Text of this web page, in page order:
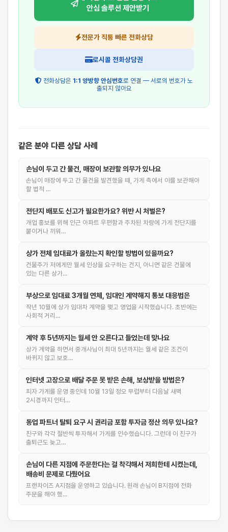
안심 솔루션 제안받기
전문가 직통 빠른 전화상담
로시콜 전화상담권
전화상담은 1:1 양방향 안심번호로 연결 — 서로의 번호가 노
출되지 않아요
같은 분야 다른 상담 사례
손님이 두고 간 물건, 매장이 보관할 의무가 있나요
손님이 매장에 두고 간 물건을 발견했을 때, 가게 측에서 이를 보관해야
할 법적 …
전단지 배포도 신고가 필요한가요? 위반 시 처벌은?
개업 홍보를 위해 인근 아파트 우편함과 주차된 차량에 가게 전단지를
붙이거나 끼워…
상가 전체 임대료가 올랐는지 확인할 방법이 있을까요?
건물주가 저에게만 월세 인상을 요구하는 건지, 아니면 같은 건물에
있는 다른 상가…
부상으로 임대료 3개월 연체, 임대인 계약해지 통보 대응법은
작년 10월에 상가 임대차 계약을 맺고 영업을 시작했습니다. 초반에는
사회적 거리…
계약 후 5년까지는 월세 안 오른다고 들었는데 맞나요
상가 계약을 하면서 중개사님이 최대 5년까지는 월세 같은 조건이
바뀌지 않고 보호…
인터넷 고장으로 배달 주문 못 받은 손해, 보상받을 방법은?
피자 가게를 운영 중인데 10월 13일 정오 무렵부터 다음날 새벽
2시경까지 인터…
동업 파트너 탈퇴 요구 시 권리금 포함 투자금 정산 의무 있나요?
친구와 각각 절반씩 투자해서 가게를 인수했습니다. 그런데 이 친구가
출퇴근도 늦고…
손님이 다른 지점에 주문한다는 걸 착각해서 저희한테 시켰는데,
배송비 문제로 다퉜어요
프랜차이즈 A지점을 운영하고 있습니다. 원래 손님이 B지점에 전화
주문을 해야 했…